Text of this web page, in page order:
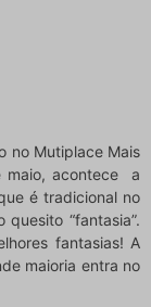
no Mutiplace Mais
maio, acontece a
é tradicional no
“fantasia”.
fantasias! A
maioria entra no